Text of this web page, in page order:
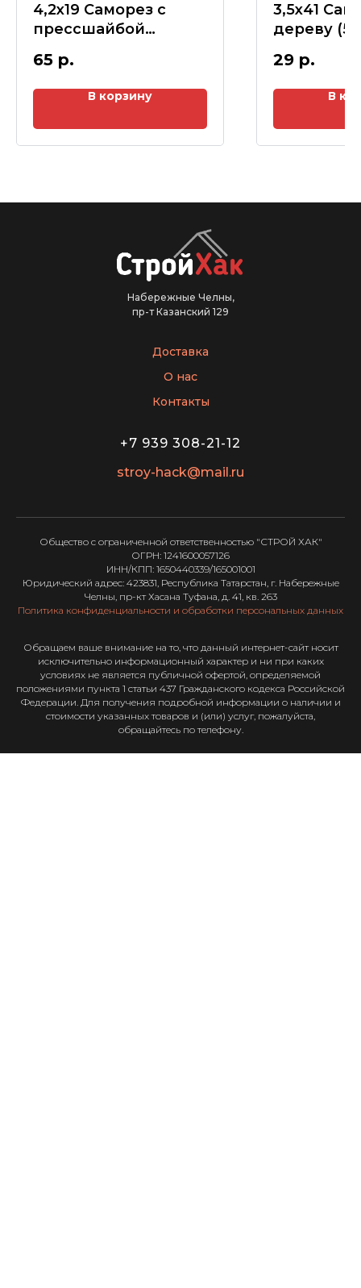
4,2х19 Саморез с
прессшайбой
65 р.
В корзину
3,5х41
дереву
29 р.
В
Набережные Челны,
пр-т Казанский 129
Доставка
О нас
Контакты
+7 939 308-21-12
stroy-hack@mail.ru
Общество с ограниченной ответственностью "СТРОЙ ХАК"
ОГРН: 1241600057126
ИНН/КПП: 1650440339/165001001
Юридический адрес: 423831, Республика Татарстан, г. Набережные
Челны, пр-кт Хасана Туфана, д. 41, кв. 263
Политика конфиденциальности и обработки персональных данных
Обращаем ваше внимание на то, что данный интернет-сайт носит
исключительно информационный характер и ни при каких
условиях не является публичной офертой, определяемой
положениями пункта 1 статьи 437 Гражданского кодекса Российской
Федерации. Для получения подробной информации о наличии и
стоимости указанных товаров и (или) услуг, пожалуйста,
обращайтесь по телефону.